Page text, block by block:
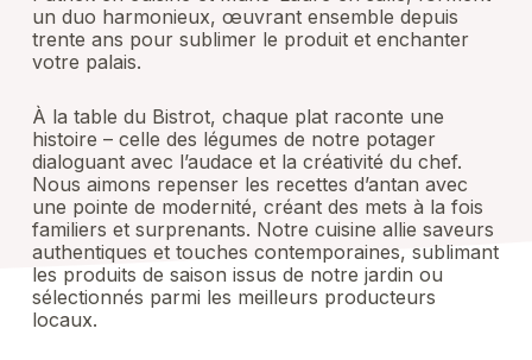
un duo harmonieux, œuvrant ensemble depuis
trente ans pour sublimer le produit et enchanter
votre palais.
À la table du Bistrot, chaque plat raconte une
histoire – celle des légumes de notre potager
dialoguant avec l’audace et la créativité du chef.
Nous aimons repenser les recettes d’antan avec
une pointe de modernité, créant des mets à la fois
familiers et surprenants. Notre cuisine allie saveurs
authentiques et touches contemporaines, sublimant
les produits de saison issus de notre jardin ou
sélectionnés parmi les meilleurs producteurs
locaux.